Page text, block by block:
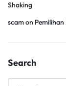
Shaking
scamon
Search